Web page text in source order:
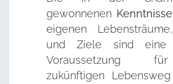
gewonnenen Kenntnisse
eigenen
und Ziele sind eine
Voraussetzung
zukünftigen